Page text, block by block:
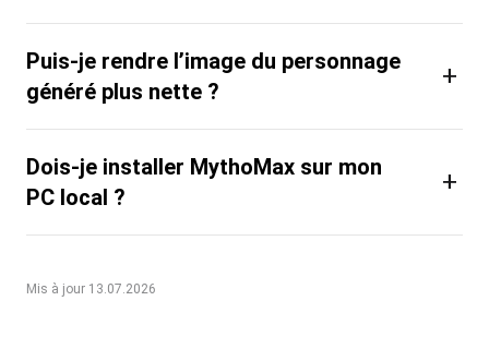
Puis-je rendre l’image du personnage
généré plus nette ?
+
Dois-je installer MythoMax sur mon
PC local ?
+
Mis à jour 13.07.2026